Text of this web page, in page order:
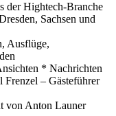
der Hightech-Branche
Sachsen und
Ausflüge,
* Nachrichten
Frenzel – Gästeführer
von Anton Launer